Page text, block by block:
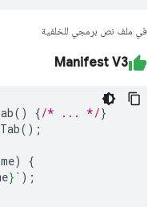
في ملف نص برمجي للخلفية
Manifest V3
() {/* ... */}
();
)
{
} ` );